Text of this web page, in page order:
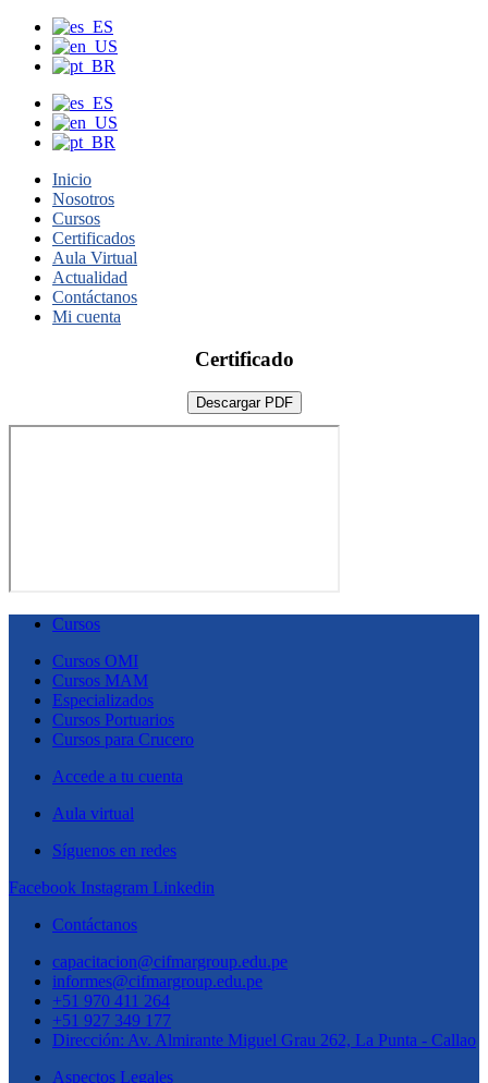
Inicio
Nosotros
Cursos
Certificados
Aula Virtual
Actualidad
Contáctanos
Mi cuenta
Certificado
Descargar PDF
Cursos
Cursos OMI
Cursos MAM
Especializados
Cursos Portuarios
Cursos para Crucero
Accede a tu cuenta
Aula virtual
Síguenos en redes
Facebook Instagram Linkedin
Contáctanos
capacitacion@cifmargroup.edu.pe
informes@cifmargroup.edu.pe
+51 970 411 264
+51 927 349 177
Dirección: Av. Almirante Miguel Grau 262, La Punta - Callao
Aspectos Legales